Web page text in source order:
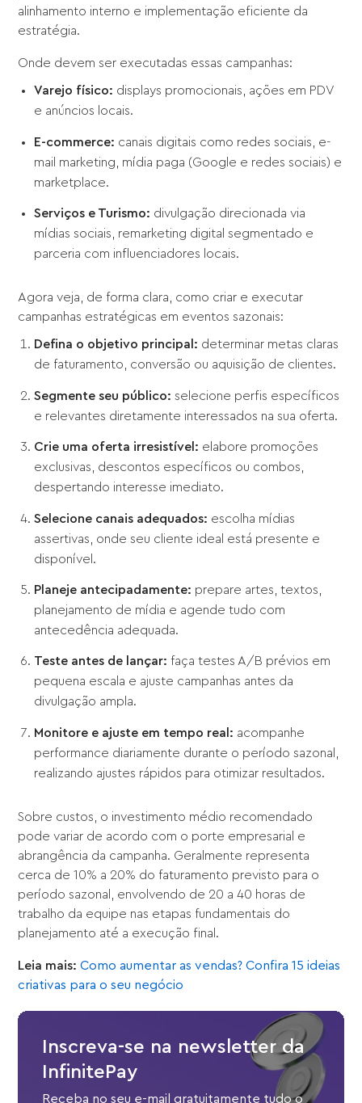
alinhamento interno e implementação eficiente da
estratégia.
Onde devem ser executadas essas campanhas:
Varejo físico: displays promocionais, ações em PDV
e anúncios locais.
E-commerce: canais digitais como redes sociais, e-
mail marketing, mídia paga (Google e redes sociais) e
marketplace.
Serviços e Turismo: divulgação direcionada via
mídias sociais, remarketing digital segmentado e
parceria com influenciadores locais.
Agora veja, de forma clara, como criar e executar
campanhas estratégicas em eventos sazonais:
Defina o objetivo principal: determinar metas claras
de faturamento, conversão ou aquisição de clientes.
Segmente seu público: selecione perfis específicos
e relevantes diretamente interessados na sua oferta.
Crie uma oferta irresistível: elabore promoções
exclusivas, descontos específicos ou combos,
despertando interesse imediato.
Selecione canais adequados: escolha mídias
assertivas, onde seu cliente ideal está presente e
disponível.
Planeje antecipadamente: prepare artes, textos,
planejamento de mídia e agende tudo com
antecedência adequada.
Teste antes de lançar: faça testes A/B prévios em
pequena escala e ajuste campanhas antes da
divulgação ampla.
Monitore e ajuste em tempo real: acompanhe
performance diariamente durante o período sazonal,
realizando ajustes rápidos para otimizar resultados.
Sobre custos, o investimento médio recomendado
pode variar de acordo com o porte empresarial e
abrangência da campanha. Geralmente representa
cerca de 10% a 20% do faturamento previsto para o
período sazonal, envolvendo de 20 a 40 horas de
trabalho da equipe nas etapas fundamentais do
planejamento até a execução final.
Leia mais:Como aumentar as vendas? Confira 15 ideias
criativas para o seu negócio
Inscreva-se na newsletter da
InfinitePay
Receba no seu e-mail gratuitamente tudo o